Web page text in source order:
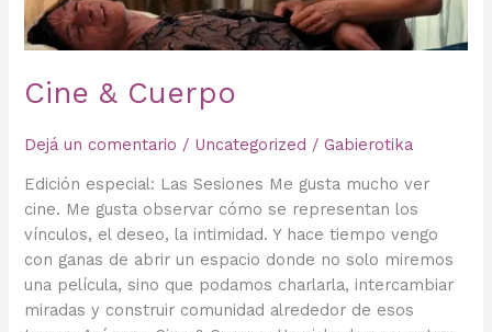
Cine & Cuerpo
Dejá un comentario / Uncategorized /Gabierotika
Edición especial: Las Sesiones Me gusta mucho ver
cine. Me gusta observar cómo se representan los
vínculos, el deseo, la intimidad. Y hace tiempo vengo
con ganas de abrir un espacio donde no solo miremos
una película, sino que podamos charlarla, intercambiar
miradas y construir comunidad alrededor de esos